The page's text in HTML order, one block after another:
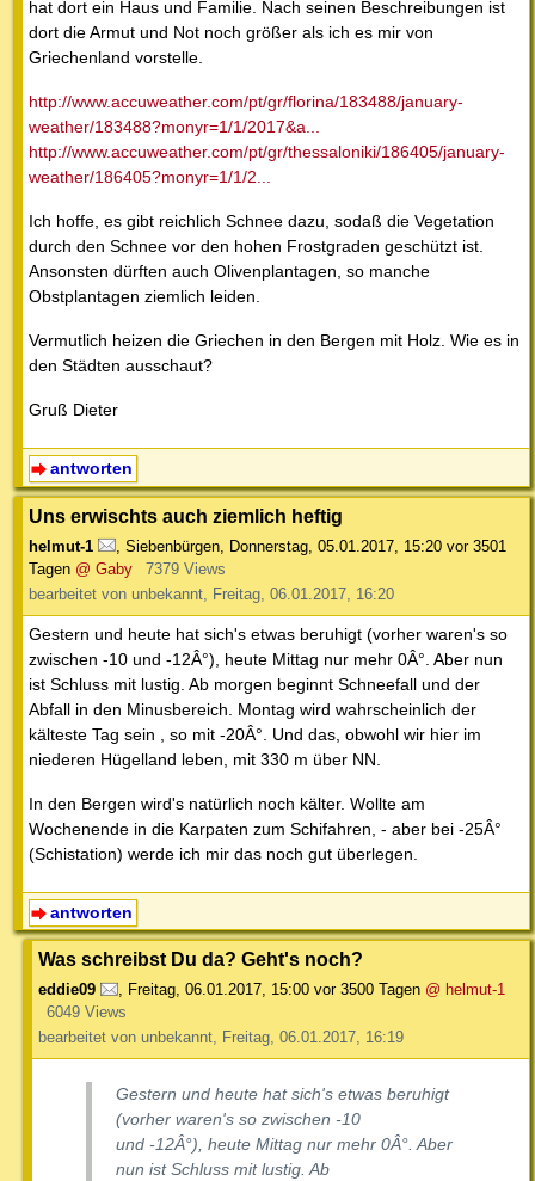
hat dort ein Haus und Familie. Nach seinen Beschreibungen ist
dort die Armut und Not noch größer als ich es mir von
Griechenland vorstelle.
http://www.accuweather.com/pt/gr/florina/183488/january-
weather/183488?monyr=1/1/2017&a...
http://www.accuweather.com/pt/gr/thessaloniki/186405/january-
weather/186405?monyr=1/1/2...
Ich hoffe, es gibt reichlich Schnee dazu, sodaß die Vegetation
durch den Schnee vor den hohen Frostgraden geschützt ist.
Ansonsten dürften auch Olivenplantagen, so manche
Obstplantagen ziemlich leiden.
Vermutlich heizen die Griechen in den Bergen mit Holz. Wie es in
den Städten ausschaut?
Gruß Dieter
antworten
Uns erwischts auch ziemlich heftig
helmut-1 Siebenbürgen Donnerstag, 05.01.2017, 15:20 vor 3501
Tagen @ Gaby
7379 Views
bearbeitet von unbekannt, Freitag, 06.01.2017, 16:20
Gestern und heute hat sich's etwas beruhigt (vorher waren's so
zwischen -10 und -12Â°), heute Mittag nur mehr 0Â°. Aber nun
ist Schluss mit lustig. Ab morgen beginnt Schneefall und der
Abfall in den Minusbereich. Montag wird wahrscheinlich der
kälteste Tag sein , so mit -20Â°. Und das, obwohl wir hier im
niederen Hügelland leben, mit 330 m über NN.
In den Bergen wird's natürlich noch kälter. Wollte am
Wochenende in die Karpaten zum Schifahren, - aber bei -25Â°
(Schistation) werde ich mir das noch gut überlegen.
antworten
Was schreibst Du da? Geht's noch?
eddie09 , Freitag, 06.01.2017, 15:00 vor 3500 Tagen @ helmut-1
6049 Views
bearbeitet von unbekannt, Freitag, 06.01.2017, 16:19
Gestern und heute hat sich's etwas beruhigt
(vorher waren's so zwischen -10
und -12Â°), heute Mittag nur mehr 0Â°. Aber
nun ist Schluss mit lustig. Ab